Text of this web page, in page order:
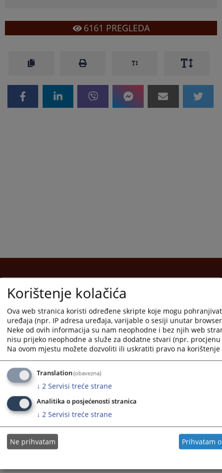
6161 PREGLEDA
Korisni linkovi
Pomoć za korištenje
Mapa stranice
Pravila privatnosti
Redizajn web stranice je finansirala Evropska unija. Za njen sadržaj isključivo je odgovorno
Visoko sudsko i tužilačko vijeće BiH i ona ne odražava nužno stavove Evropske unije.
Korištenje kolačića
Ova web stranica koristi određene skripte koje mogu
uređaja (npr. IP adresa uređaja, varijable o sesiji unutar
Neke od ovih informacija su nam neophodne i bez njih web
nisu prijeko neophodne a služe za dodatne stvari (npr.
Na ovom mjestu možete dozvoliti ili uskratiti pravo na
Translation(obavezna)
↓ 2 Servisi treće strane
Analitika o posjećenosti stranica
↓ 2 Servisi treće strane
Ne prihvatam Prihvatam